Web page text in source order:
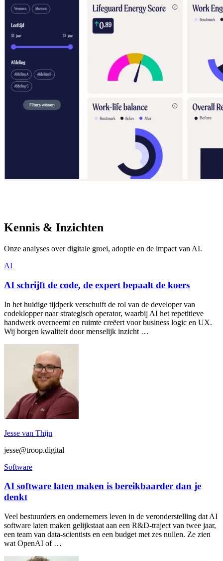
Kennis & Inzichten
Onze analyses over digitale groei, adoptie en de impact van AI.
AI
AI schrijft de code, de expert bepaalt de koers
In het huidige tijdperk verschuift de rol van de developer van
codeklopper naar strategisch operator, waarbij AI het repetitieve
handwerk overneemt en ruimte creëert voor business logic en UX.
Wij borgen kwaliteit door menselijk inzicht …
Jesse van Thijn
jesse@troop.digital
Software
AI software laten maken is bereikbaarder dan je
denkt
Veel bestuurders en ondernemers leven in de veronderstelling dat AI
software laten maken gelijkstaat aan een R&D-traject van twee jaar,
een team van data-scientists en een budget met zes nullen. Ze zien
wat OpenAI of …